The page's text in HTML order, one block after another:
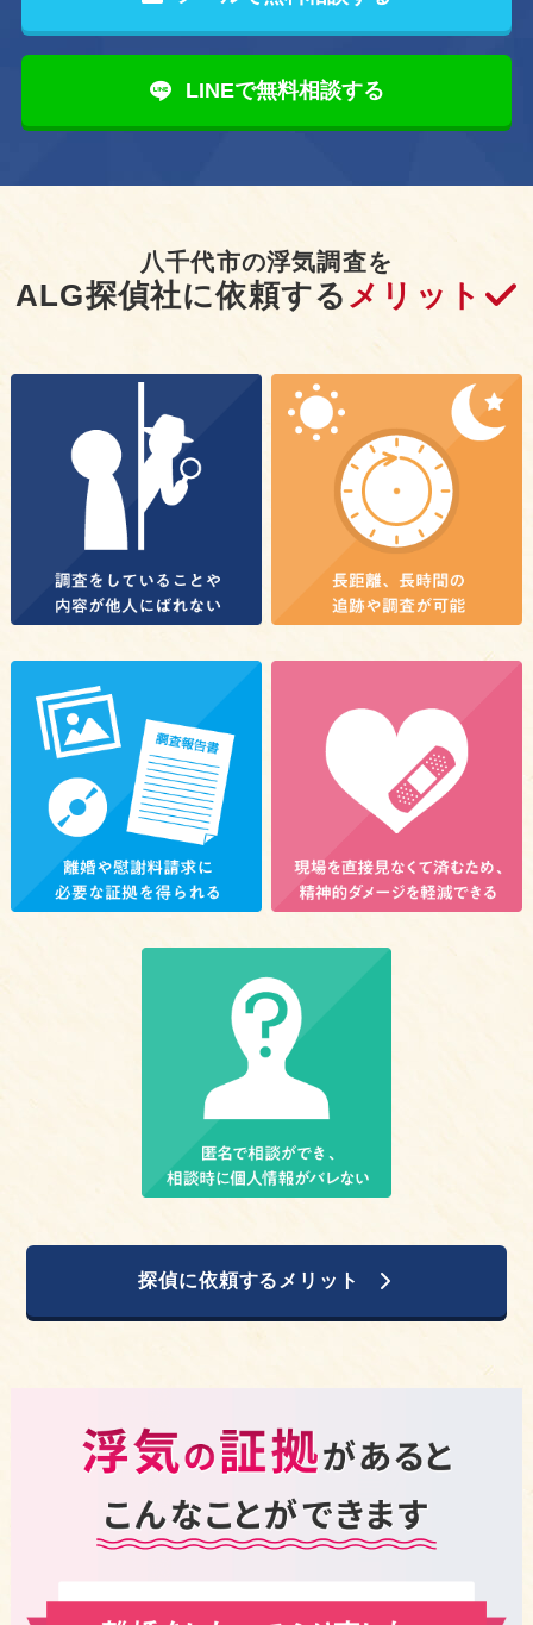
LINEで無料相談する
八千代市の浮気調査を
ALG探偵社に依頼する メリット
探偵に依頼するメリット